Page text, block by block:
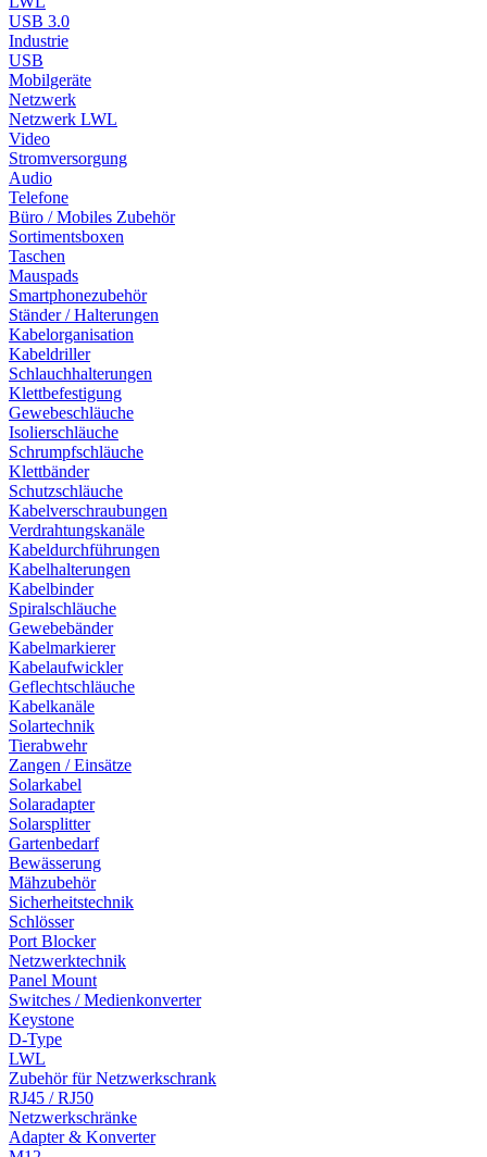
USB 3.0
Industrie
USB
Mobilgeräte
Netzwerk
Netzwerk LWL
Video
Stromversorgung
Audio
Telefone
Büro / Mobiles Zubehör
Sortimentsboxen
Taschen
Mauspads
Smartphonezubehör
Ständer / Halterungen
Kabelorganisation
Kabeldriller
Schlauchhalterungen
Klettbefestigung
Gewebeschläuche
Isolierschläuche
Schrumpfschläuche
Klettbänder
Schutzschläuche
Kabelverschraubungen
Verdrahtungskanäle
Kabeldurchführungen
Kabelhalterungen
Kabelbinder
Spiralschläuche
Gewebebänder
Kabelmarkierer
Kabelaufwickler
Geflechtschläuche
Kabelkanäle
Solartechnik
Tierabwehr
Zangen / Einsätze
Solarkabel
Solaradapter
Solarsplitter
Gartenbedarf
Bewässerung
Mähzubehör
Sicherheitstechnik
Schlösser
Port Blocker
Netzwerktechnik
Panel Mount
Switches / Medienkonverter
Keystone
D-Type
LWL
Zubehör für Netzwerkschrank
RJ45 / RJ50
Netzwerkschränke
Adapter & Konverter